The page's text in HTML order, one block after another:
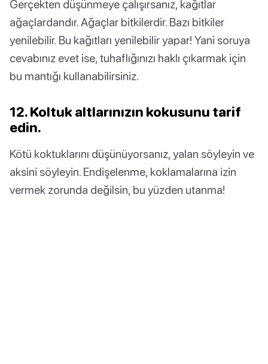
Gerçekten düşünmeye çalışırsanız, kağıtlar
ağaçlardandır. Ağaçlar bitkilerdir. Bazı bitkiler
yenilebilir. Bu kağıtları yenilebilir yapar! Yani soruya
cevabınız evet ise, tuhaflığınızı haklı çıkarmak için
bu mantığı kullanabilirsiniz.
12. Koltuk altlarınızın kokusunu tarif
edin.
Kötü koktuklarını düşünüyorsanız, yalan söyleyin ve
aksini söyleyin. Endişelenme, koklamalarına izin
vermek zorunda değilsin, bu yüzden utanma!